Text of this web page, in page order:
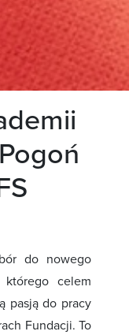
do nowego
którego celem
pasją do pracy
Fundacji. To